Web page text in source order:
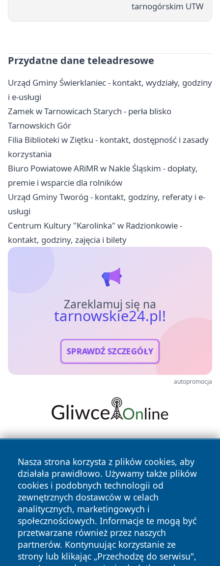
tarnogórskim UTW
Przydatne dane teleadresowe
Urząd Gminy Świerklaniec - kontakt, wydziały, godziny
i e-usługi
Zamek w Tarnowicach Starych - perła blisko
Tarnowskich Gór
Filia Biblioteki w Ziętku - kontakt, dostępność i zasady
korzystania
Biuro Powiatowe ARiMR w Nakle Śląskim - dopłaty,
premie i wsparcie dla rolników
Urząd Gminy Tworóg - kontakt, godziny, referaty i e-
usługi
Centrum Kultury "Karolinka" w Radzionkowie -
kontakt, godziny, zajęcia i bilety
Zareklamuj się na
tarnowskie24.pl!
SPRAWDŹ SZCZEGÓŁY
autopromocja
Nasza strona korzysta z plików cookies, aby
działała prawidłowo. Używamy także plików
cookies i podobnych technologii od
zewnętrznych dostawców w celach
analitycznych, marketingowych i
społecznościowych. Informacje te mogą być
przetwarzane również przez naszych
partnerów. Kontynuując korzystanie ze
strony lub klikając „Przechodzę do serwisu",
Copyright © 2026 tarnowskie24.pl Wszystkie prawa
zastrzeżone.
News Autorzy
Polityka
Prywatności
Polityka
Cookies